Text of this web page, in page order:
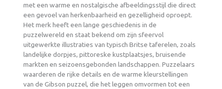
met een warme en nostalgische afbeeldingsstijl die direct
een gevoel van herkenbaarheid en gezelligheid oproept.
Het merk heeft een lange geschiedenis in de
puzzelwereld en staat bekend om zijn sfeervol
uitgewerkte illustraties van typisch Britse taferelen, zoals
landelijke dorpjes, pittoreske kustplaatsjes, bruisende
markten en seizoensgebonden landschappen. Puzzelaars
waarderen de rijke details en de warme kleurstellingen
van de Gibson puzzel, die het leggen omvormen tot een